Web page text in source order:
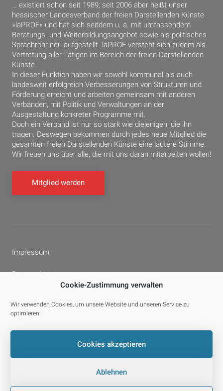
Cookie-Zustimmung verwalten
Wir verwenden Cookies, um unsere Website und unseren Service zu
optimieren.
Cookies akzeptieren
Ablehnen
… existiert schon seit 1989; seit 2006 aber heißt unser
hessischer Landesverband der freien Darstellenden Künste
»laPROF« und hat sich seitdem u. a. mit umfassendem
Beratungs- und Weiterbildungsangebot sowie als politisches
Sprachrohr neu aufgestellt. laPROF versteht sich zudem als
Vertretung aller Tätigen im Bereich der freien Darstellenden
Künste.
In dieser Funktion haben wir sowohl kommunal als auch
landesweit erfolgreich Verbesserungen von Strukturen und
Förderung erreicht und arbeiten gemeinsam mit anderen
Verbänden, mit Politik und Verwaltungen an der
Ausgestaltung konkreter Programme mit.
Doch ein Verband ist nur so stark wie diejenigen, die ihn
tragen. Deswegen bekommen durch jedes neue Mitglied die
gesamten freien Darstellenden Künste eine lautere Stimme.
Wir freuen uns über alle, die mit uns daran mitarbeiten wollen!
Mitglied werden
Impressum
Datenschutz